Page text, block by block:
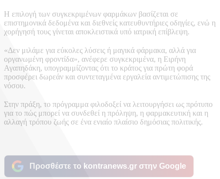
Η επιλογή των συγκεκριμένων φαρμάκων βασίζεται σε
επιστημονικά δεδομένα και διεθνείς κατευθυντήριες οδηγίες, ενώ η
χορήγησή τους γίνεται αποκλειστικά υπό ιατρική επίβλεψη.
«Δεν μιλάμε για εύκολες λύσεις ή μαγικά φάρμακα, αλλά για
οργανωμένη φροντίδα», ανέφερε συγκεκριμένα, η Ειρήνη
Αγαπηδάκη, υπογραμμίζοντας ότι το κράτος για πρώτη φορά
προσφέρει δωρεάν και συντεταγμένα εργαλεία αντιμετώπισης της
νόσου.
Στην πράξη, το πρόγραμμα φιλοδοξεί να λειτουργήσει ως πρότυπο
για το πώς μπορεί να συνδεθεί η πρόληψη, η φαρμακευτική και η
αλλαγή τρόπου ζωής σε ένα ενιαίο πλαίσιο δημόσιας πολιτικής.
Προσθέστε το kontranews.gr στην Google